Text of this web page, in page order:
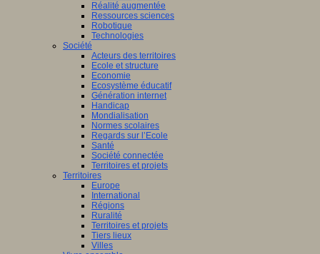
Réalité augmentée
Ressources sciences
Robotique
Technologies
Société
Acteurs des territoires
Ecole et structure
Economie
Ecosystème éducatif
Génération internet
Handicap
Mondialisation
Normes scolaires
Regards sur l’Ecole
Santé
Société connectée
Territoires et projets
Territoires
Europe
International
Régions
Ruralité
Territoires et projets
Tiers lieux
Villes